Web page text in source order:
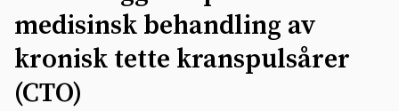
medisinsk behandling av
kronisk tette kranspulsårer
(CTO)